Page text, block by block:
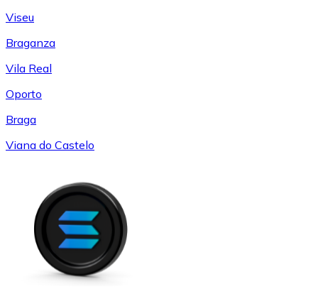
Viseu
Braganza
Vila Real
Oporto
Braga
Viana do Castelo